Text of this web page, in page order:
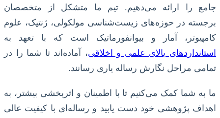
جامع را ارائه می‌دهیم. تیم ما متشکل از متخصصان
برجسته در حوزه‌های زیست‌شناسی مولکولی، ژنتیک، علوم
کامپیوتر، آمار و بیوانفورماتیک است که با تعهد به
استانداردهای بالای علمی و اخلاقی، آماده‌اند تا شما را در
تمامی مراحل نگارش رساله یاری رسانند.
ما به شما کمک می‌کنیم تا با اطمینان و اثربخشی بیشتر، به
اهداف پژوهشی خود دست یابید و رساله‌ای با کیفیت عالی